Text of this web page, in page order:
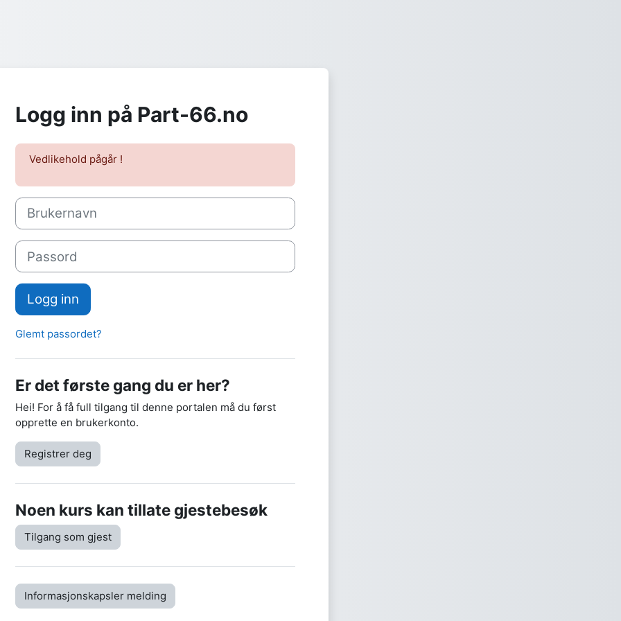
Logg inn på Part-66.no
Vedlikehold pågår !
Brukernavn
Passord
Logg inn
Glemt passordet?
Er det første gang du er her?
Hei! For å få full tilgang til denne portalen må du først
opprette en brukerkonto.
Registrer deg
Noen kurs kan tillate gjestebesøk
Tilgang som gjest
Informasjonskapsler melding